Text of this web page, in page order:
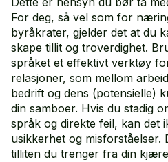
For deg, så vel som for
byråkrater, gjelder det at du
skape tillit og troverdighet.
språket et effektivt verktøy
relasjoner, som mellom
bedrift og dens (potensielle)
din samboer. Hvis du stadig
språk og direkte feil, kan det
usikkerhet og misforståelser.
tilliten du trenger fra din